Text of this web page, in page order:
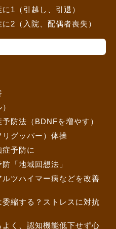
1（引越し、引退）
2（入院、配偶者喪失）
防法（BDNFを増やす）
グッパー）体操
予防に
「地域回想法」
ツハイマー病などを改善
縮する？ストレスに対抗
く、認知機能低下せず心